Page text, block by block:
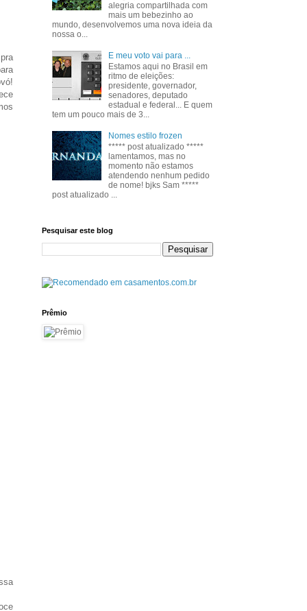
alegria compartilhada com
mais um bebezinho ao
mundo, desenvolvemos uma nova ideia da
nossa o...
E meu voto vai para ...
Estamos aqui no Brasil em
ritmo de eleições:
presidente, governador,
senadores, deputado
estadual e federal... E quem
tem um pouco mais de 3...
Nomes estilo frozen
***** post atualizado *****
lamentamos, mas no
momento não estamos
atendendo nenhum pedido
de nome! bjks Sam *****
post atualizado ...
Pesquisar este blog
Prêmio